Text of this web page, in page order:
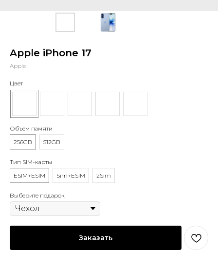
Apple iPhone 17
Apple
Цвет
Объем памяти
256GB
512GB
Тип SIM-карты
ESIM+ESIM
Sim+ESIM 2Sim
Выберите подарок
Заказать